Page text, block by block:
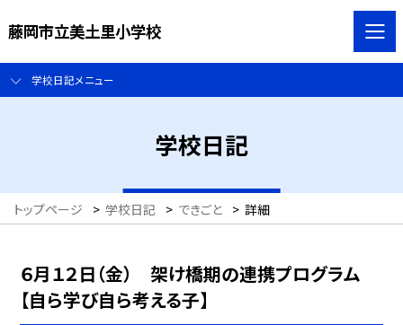
藤岡市立美土里小学校
学校日記メニュー
学校日記
トップページ > 学校日記 > できごと > 詳細
６月１２日（金） 架け橋期の連携プログラム
【自ら学び自ら考える子】